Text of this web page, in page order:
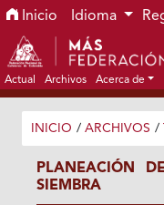
Ir al menú de
Ir al contenido principal
Ir al pie de página del
Inicio Idioma
Actual Archivos Acerca de
INICIO / ARCHIVOS /
PLANEACIÓN
SIEMBRA